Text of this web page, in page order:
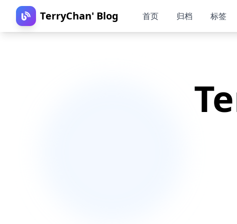
TerryChan' Blog 首页 归档 标签